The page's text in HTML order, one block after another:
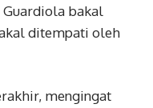
Guardiola bakal
ditempati oleh
mengingat